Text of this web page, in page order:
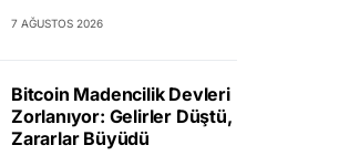
7 AĞUSTOS 2026
Bitcoin Madencilik Devleri
Zorlanıyor: Gelirler Düştü,
Zararlar Büyüdü